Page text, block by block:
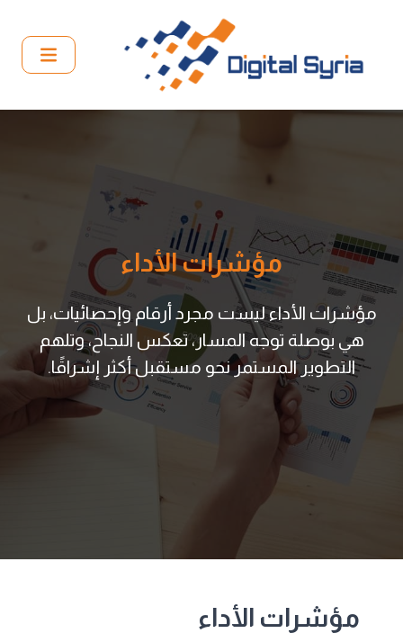
مؤشرات الأداء
مؤشرات الأداء ليست مجرد أرقام وإحصائيات، بل
هي بوصلة توجه المسار، تعكس النجاح، وتلهم
التطوير المستمر نحو مستقبل أكثر إشراقًا.
مؤشرات الأداء